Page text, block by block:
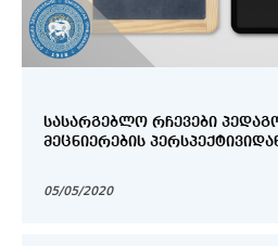
ᲡᲐᲡᲐᲠᲒᲔᲑᲚᲝ ᲠᲩᲔᲕᲔᲑᲘ
ᲛᲔᲪᲜᲘᲔᲠᲔᲑᲘᲡ
05/05/2020